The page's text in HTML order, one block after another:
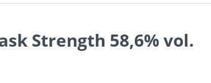
Strength 58,6% vol.